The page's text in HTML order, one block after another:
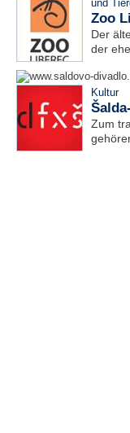
und
Zoo
Der
der
Kultur
Zum